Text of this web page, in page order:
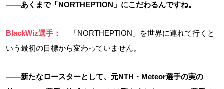
――あくまで「NORTHEPTION」にこだわるんですね。
BlackWiz選手：
「NORTHEPTION」を世界に連れて行くと
いう最初の目標から変わっていません。
――新たなロースターとして、元NTH・Meteor選手の実の